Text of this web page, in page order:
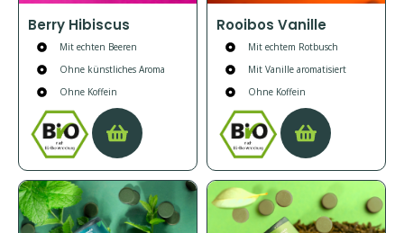
Berry Hibiscus
Mit echten Beeren
Ohne künstliches Aroma
Ohne Koffein
Rooibos Vanille
Mit echtem Rotbusch
Mit Vanille aromatisiert
Ohne Koffein